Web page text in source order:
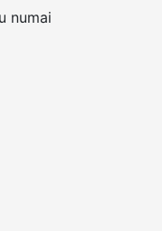
numai